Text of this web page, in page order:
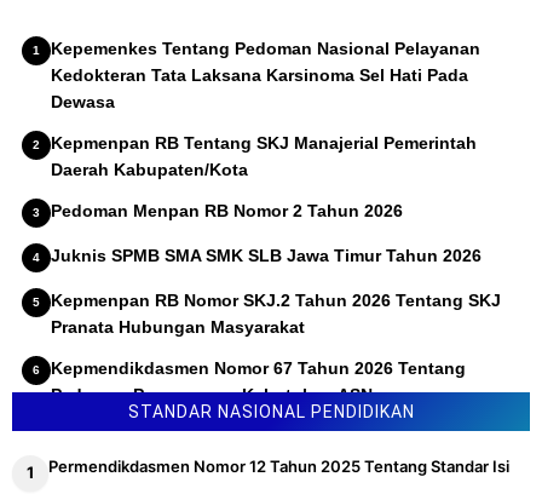
Kepemenkes Tentang Pedoman Nasional Pelayanan
Kedokteran Tata Laksana Karsinoma Sel Hati Pada
Dewasa
Kepmenpan RB Tentang SKJ Manajerial Pemerintah
Daerah Kabupaten/Kota
Pedoman Menpan RB Nomor 2 Tahun 2026
Juknis SPMB SMA SMK SLB Jawa Timur Tahun 2026
Kepmenpan RB Nomor SKJ.2 Tahun 2026 Tentang SKJ
Pranata Hubungan Masyarakat
Kepmendikdasmen Nomor 67 Tahun 2026 Tentang
Pedoman Penyusunan Kebutuhan ASN
STANDAR NASIONAL PENDIDIKAN
Permendikdasmen Nomor 12 Tahun 2025 Tentang Standar Isi